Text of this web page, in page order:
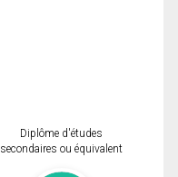
Diplôme d'études
secondaires ou équivalent